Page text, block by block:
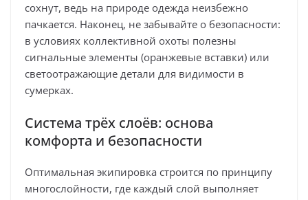
сохнут, ведь на природе одежда неизбежно
пачкается. Наконец, не забывайте о безопасности:
в условиях коллективной охоты полезны
сигнальные элементы (оранжевые вставки) или
светоотражающие детали для видимости в
сумерках.
Система трёх слоёв: основа
комфорта и безопасности
Оптимальная экипировка строится по принципу
многослойности, где каждый слой выполняет